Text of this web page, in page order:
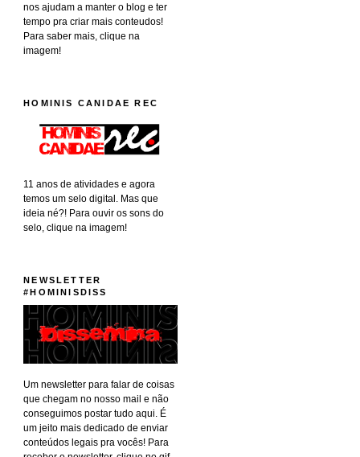
nos ajudam a manter o blog e ter
tempo pra criar mais conteudos!
Para saber mais, clique na
imagem!
HOMINIS CANIDAE REC
11 anos de atividades e agora
temos um selo digital. Mas que
ideia né?! Para ouvir os sons do
selo, clique na imagem!
NEWSLETTER
#HOMINISDISS
Um newsletter para falar de coisas
que chegam no nosso mail e não
conseguimos postar tudo aqui. É
um jeito mais dedicado de enviar
conteúdos legais pra vocês! Para